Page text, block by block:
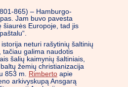
865) – Hamburgo-
Jam buvo pavesta
šiaurės Europoje, tad jis
neturi rašytinių šaltinių
tačiau galima naudotis
šalių kaimynių šaltiniais,
žemių christianizacija
853 m.
Rimberto apie
arkivyskupą Ansgarą